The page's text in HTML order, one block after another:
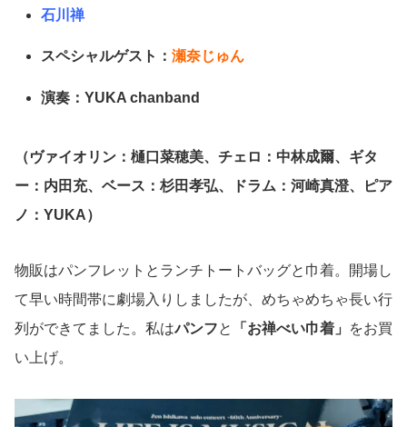
石川禅
スペシャルゲスト：瀬奈じゅん
演奏：YUKA chanband
（ヴァイオリン：樋口菜穂美、チェロ：中林成爾、ギタ
ー：内田充、ベース：杉田孝弘、ドラム：河崎真澄、ピア
ノ：YUKA）
物販はパンフレットとランチトートバッグと巾着。開場し
て早い時間帯に劇場入りしましたが、めちゃめちゃ長い行
列ができてました。私はパンフと 「お禅べい巾着」
をお買
い上げ。